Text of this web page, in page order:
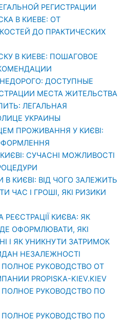
РЕГИСТРАЦИИ
В КИЕВЕ: ОТ
ДО ПРАКТИЧЕСКИХ
В КИЕВЕ: ПОШАГОВОЕ
ДОСТУПНЫЕ
МЕСТА ЖИТЕЛЬСТВА
ЛЕГАЛЬНАЯ
УКРАИНЫ
ПРОЖИВАННЯ У КИЄВІ:
СУЧАСНІ МОЖЛИВОСТІ
В КИЄВІ: ВІД ЧОГО ЗАЛЕЖИТЬ
ЧАС І ГРОШІ, ЯКІ РИЗИКИ
КИЄВА: ЯК
ОФОРМЛЮВАТИ, ЯКІ
І ЯК УНИКНУТИ ЗАТРИМОК
НЕЗАЛЕЖНОСТІ
РУКОВОДСТВО ОТ
PROPISKA-KIEV.KIEV
ПОЛНОЕ РУКОВОДСТВО ПО
ПОЛНОЕ РУКОВОДСТВО ПО